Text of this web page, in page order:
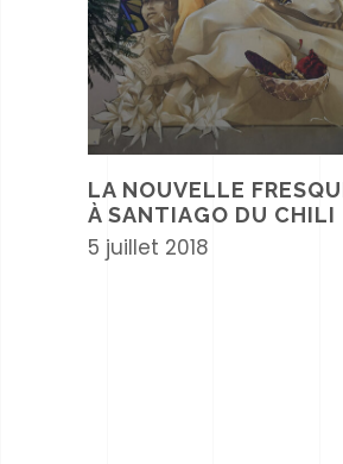
LA NOUVELLE
À SANTIAGO DU CHILI
5 juillet 2018